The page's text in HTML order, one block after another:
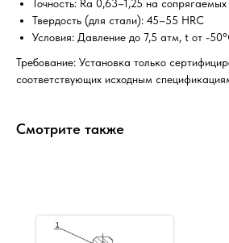
Точность: Ra 0,63–1,25 на сопрягаемых
Твердость (для стали): 45–55 HRC
Условия: Давление до 7,5 атм, t от -
Требование: Установка только
соответствующих исходным
Смотрите также